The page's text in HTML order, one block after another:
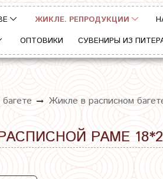
ЖИКЛЕ. РЕПРОДУКЦИИ
ОПТОВИКИ СУВЕНИРЫ ИЗ
Жикле в расписном
РАМЕ